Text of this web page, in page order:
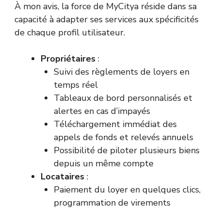
À mon avis, la force de MyCitya réside dans sa
capacité à adapter ses services aux spécificités
de chaque profil utilisateur.
Propriétaires :
Suivi des règlements de loyers en
temps réel
Tableaux de bord personnalisés et
alertes en cas d’impayés
Téléchargement immédiat des
appels de fonds et relevés annuels
Possibilité de piloter plusieurs biens
depuis un même compte
Locataires :
Paiement du loyer en quelques clics,
programmation de virements